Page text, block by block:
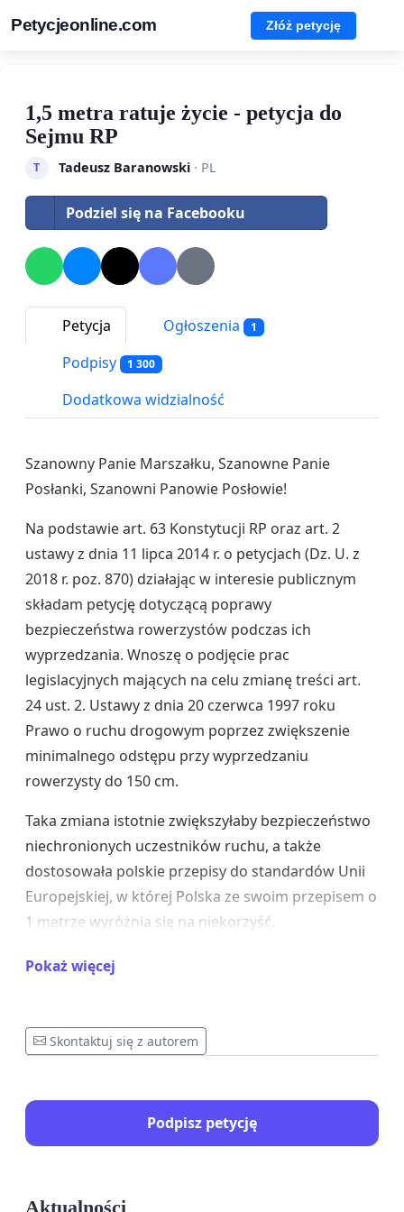
Petycjeonline.com Złóż petycję
1,5 metra ratuje życie - petycja do
Sejmu RP
T Tadeusz Baranowski· PL
Podziel się na Facebooku
Petycja Ogłoszenia 1
Podpisy 1 300
Dodatkowa widzialność
Szanowny Panie Marszałku, Szanowne Panie
Posłanki, Szanowni Panowie Posłowie!
Na podstawie art. 63 Konstytucji RP oraz art. 2
ustawy z dnia 11 lipca 2014 r. o petycjach (Dz. U. z
2018 r. poz. 870) działając w interesie publicznym
składam petycję dotyczącą poprawy
bezpieczeństwa rowerzystów podczas ich
wyprzedzania. Wnoszę o podjęcie prac
legislacyjnych mających na celu zmianę treści art.
24 ust. 2. Ustawy z dnia 20 czerwca 1997 roku
Prawo o ruchu drogowym poprzez zwiększenie
minimalnego odstępu przy wyprzedzaniu
rowerzysty do 150 cm.
Taka zmiana istotnie zwiększyłaby bezpieczeństwo
niechronionych uczestników ruchu, a także
dostosowała polskie przepisy do standardów Unii
Europejskiej, w której Polska ze swoim przepisem o
1 metrze wyróżnia się na niekorzyść.
Zgodnie z danymi opublikowanymi przez Biuro
nieprawidłowego wyprzedzania rowerzystów oraz
niezachowania bezpiecznej odległości od nich
Nie są to najczęstsze przyczyny wypadków z
udziałem rowerzystów, ale najniebezpieczniejsze -
Pokaż więcej
Skontaktuj się z autorem
Podpisz petycję
Aktualności